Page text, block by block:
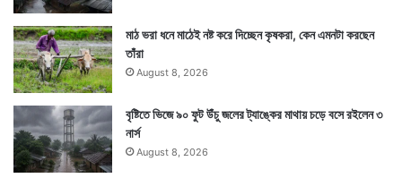
মাঠ ভরা ধনে মাঠেই নষ্ট করে দিচ্ছেন কৃষকরা, কেন এমনটা করছেন
তাঁরা
August 8, 2026
বৃষ্টিতে ভিজে ৯০ ফুট উঁচু জলের ট্যাঙ্কের মাথায় চড়ে বসে রইলেন ৩
নার্স
August 8, 2026